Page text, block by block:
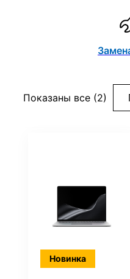
Показаны все (2)
Новинка